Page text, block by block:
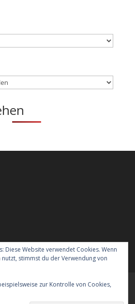
Diese Website verwendet Cookies. Wenn
stimmst du der Verwendung von
zur Kontrolle von Cookies,
wandern mit Hund
nach England